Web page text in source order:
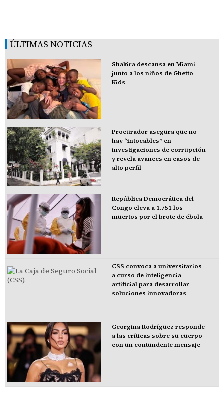
ÚLTIMAS NOTICIAS
Shakira descansa en Miami
junto a los niños de Ghetto
Kids
Procurador asegura que no
hay “intocables” en
investigaciones de corrupción
y revela avances en casos de
alto perfil
República Democrática del
Congo eleva a 1.751 los
muertos por el brote de ébola
CSS convoca a universitarios
a curso de inteligencia
artificial para desarrollar
soluciones innovadoras
Georgina Rodríguez responde
a las críticas sobre su cuerpo
con un contundente mensaje